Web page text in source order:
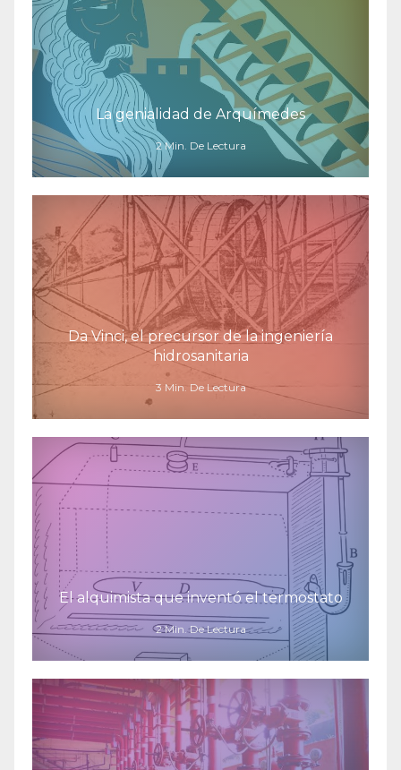
La genialidad de Arquímedes
2 Min. De Lectura
Da Vinci, el precursor de la ingeniería
hidrosanitaria
3 Min. De Lectura
El alquimista que inventó el termostato
2 Min. De Lectura